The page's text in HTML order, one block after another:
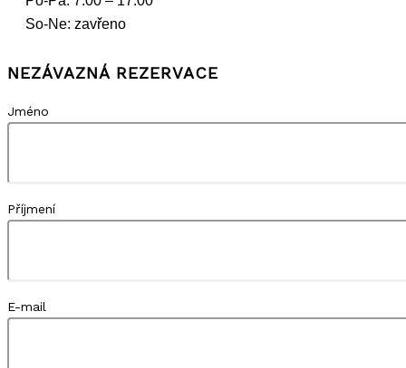
So-Ne: zavřeno
NEZÁVAZNÁ REZERVACE
Jméno
Příjmení
E-mail